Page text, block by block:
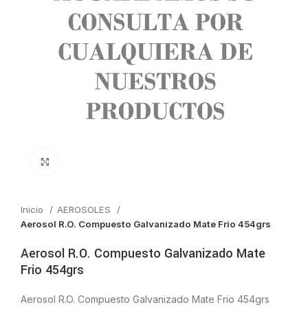
Inicio
AEROSOLES
Aerosol R.O. Compuesto Galvanizado Mate Frio 454grs
Aerosol R.O. Compuesto Galvanizado Mate
Frio 454grs
Aerosol R.O. Compuesto Galvanizado Mate Frio 454grs